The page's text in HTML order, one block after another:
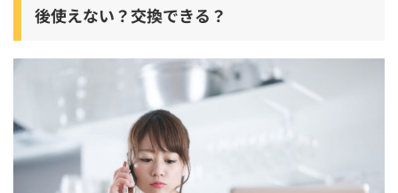
後使えない？交換できる？